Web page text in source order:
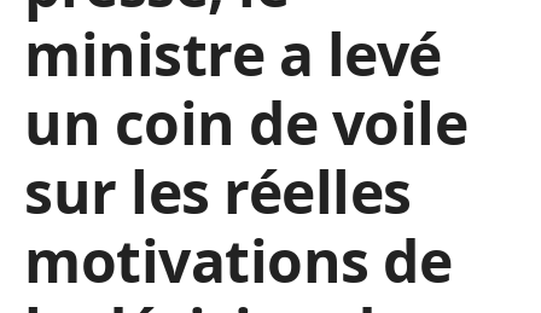
ministre a levé
un coin de voile
sur les réelles
motivations de